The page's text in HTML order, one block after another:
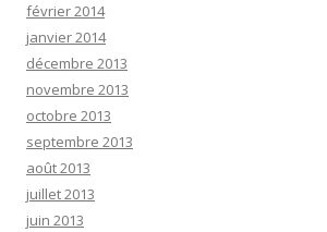
février 2014
janvier 2014
décembre 2013
novembre 2013
octobre 2013
septembre 2013
août 2013
juillet 2013
juin 2013